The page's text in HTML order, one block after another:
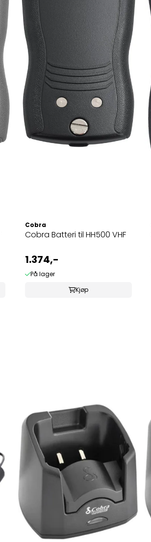
Cobra
Cobra Batteri til HH500 VHF
1.374,-
På lager
Kjøp